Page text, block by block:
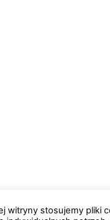
witryny stosujemy pliki